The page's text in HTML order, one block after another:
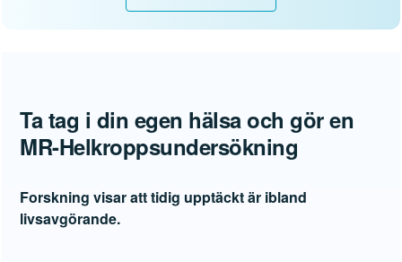
Ta tag i din egen hälsa och gör en
MR-Helkroppsundersökning
Forskning visar att tidig upptäckt är ibland
livsavgörande.